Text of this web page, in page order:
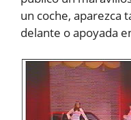
un coche, aparezca
delante o apoyada